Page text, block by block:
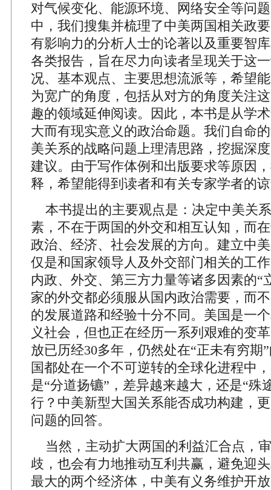
对气候变化、能源环境、网络安全等问
中，我们搜集并梳理了中美两国相关政
有影响力的分析人士的论著以及重要智
各类报告，旨在尽力向读者呈现关于这
况、基本观点、主要思想流派等，希望
为宽广的角度，包括从对方的角度关注
趣的领域延伸阅读。因此，本书是从学
大而有现实意义的政治命题。我们自命
美关系的战略问题上理清思路，挖掘深
建议。由于写作体例和出版要求等原因
释，希望能得到读者和有关专家学者的
本书提出的主要观点是：决定中美关
素，不在于两国的外交和相互认知，而
政治、经济、社会发展的方向。建立中
仅是和国家领导人及外交部门相关的工
内政、外交、第三方力量等诸多因素的“
家的外交都必须服从国内政治需要，而
的发展道路和经验十分不同。美国是一
义社会，但也正在经历一系列艰难的变
放已历经30多年，仍然处在“正未有穷期
国都处在一个不可逆转的全球化进程中
是“分道扬镳”，差异越来越大，还是“殊
行？中美新型大国关系能否成功构建，
问题的回答。
当然，主动扩大两国的利益汇合点，
歧，也会有力地推动互利共赢，避免迎
最大的两个经济体，中美有义务维护开